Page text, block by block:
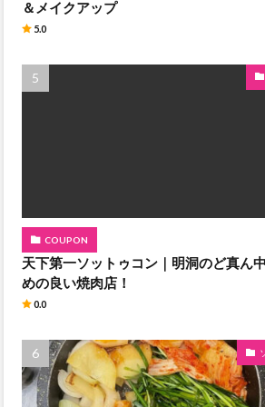
＆メイクアップ
5.0
COUPON
天下第一ソットゥコン｜明洞のど真ん
めの良い焼肉店！
0.0